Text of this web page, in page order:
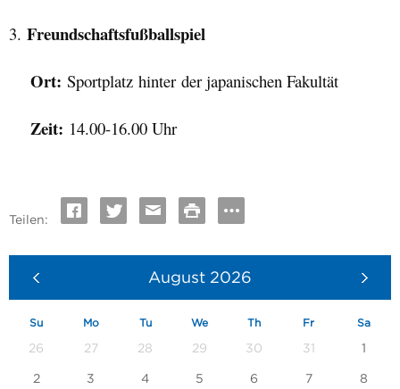
3. Freundschaftsfußballspiel
Ort: Sportplatz hinter der japanischen Fakultät
Zeit: 14.00-16.00 Uhr
Teilen:
August 2026
Su Mo Tu We Th Fr Sa
26 27 28 29 30 31 1
2 3 4 5 6 7 8